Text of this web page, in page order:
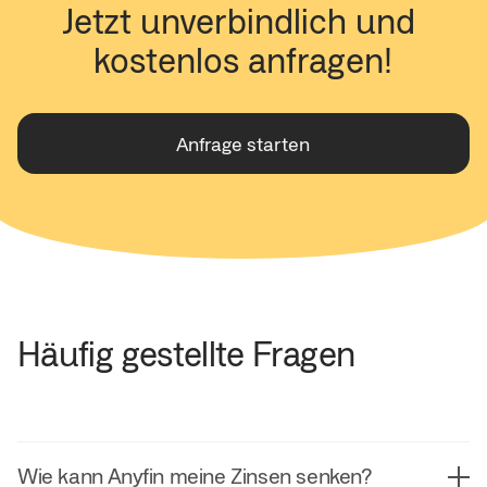
Jetzt unverbindlich und
kostenlos anfragen!
Anfrage starten
Häufig gestellte Fragen
Wie kann Anyfin meine Zinsen senken?